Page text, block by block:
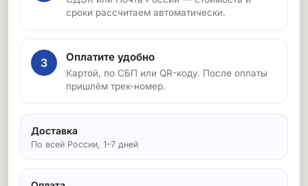
сроки рассчитаем автоматически.
3 Оплатите удобно
Картой, по СБП или QR-коду. После оплаты
пришлём трек-номер.
Доставка
По всей России, 1–7 дней